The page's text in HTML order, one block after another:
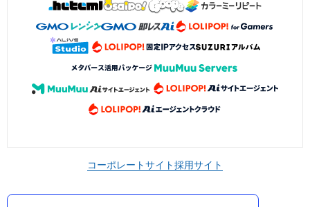
コーポレートサイト採用サイト